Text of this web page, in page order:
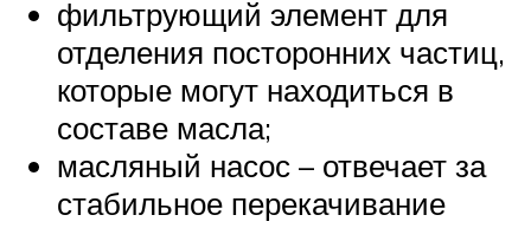
фильтрующий элемент для
отделения посторонних частиц,
которые могут находиться в
составе масла;
масляный насос – отвечает за
стабильное перекачивание